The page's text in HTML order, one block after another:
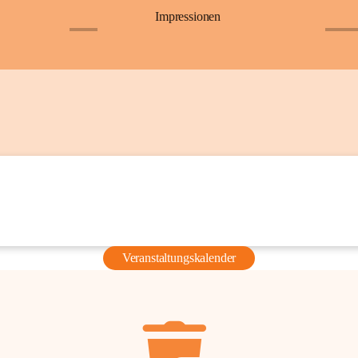
Impressionen
Veranstaltungskalender